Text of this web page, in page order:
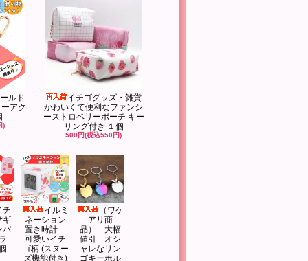
ルド
アク
)
イチゴグッズ・雑貨
かわいくて便利なファンシ
ーストロベリーポーチ キー
リング付き １個
500円(税込550円)
チ
ギ
パ
イルミ
ネーション
置き時計
可愛いイチ
ゴ柄 (スヌー
ズ機能付き)
（ワケ
アリ商
品） 大幅
値引 オシ
ャレなリン
ゴキーホル